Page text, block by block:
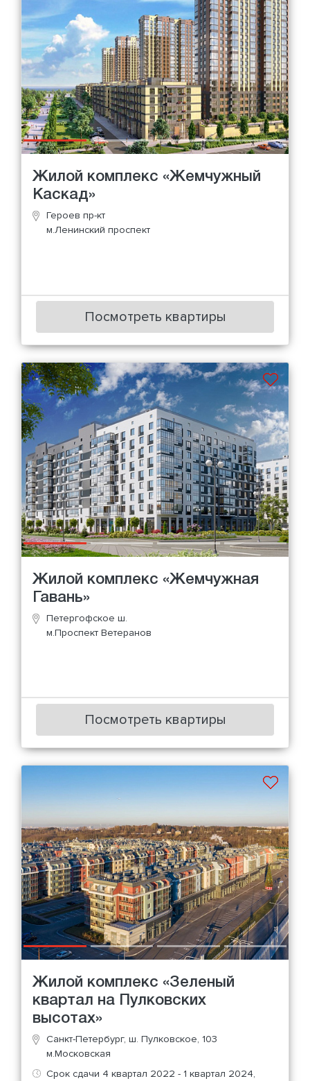
Жилой комплекс «Жемчужный
Каскад»
Героев пр-кт
м.Ленинский проспект
Посмотреть квартиры
Жилой комплекс «Жемчужная
Гавань»
Петергофское ш.
м.Проспект Ветеранов
Посмотреть квартиры
Жилой комплекс «Зеленый
квартал на Пулковских
высотах»
Санкт-Петербург, ш. Пулковское, 103
м.Московская
Срок сдачи 4 квартал 2022 - 1 квартал 2024,